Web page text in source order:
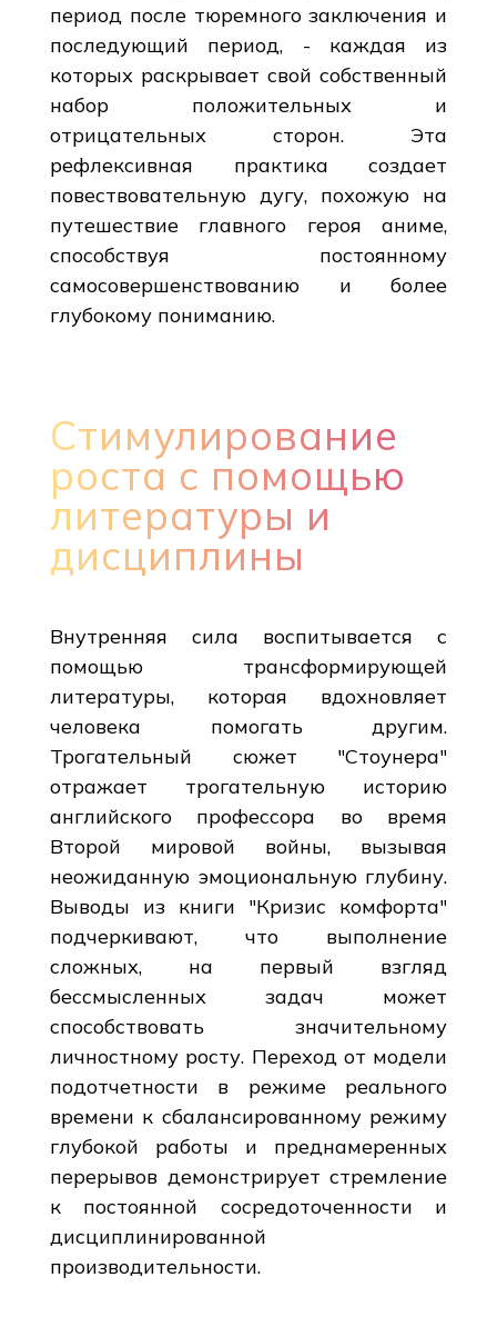
период после тюремного заключения и
последующий период, - каждая из
которых раскрывает свой собственный
набор положительных и
отрицательных сторон. Эта
рефлексивная практика создает
повествовательную дугу, похожую на
путешествие главного героя аниме,
способствуя постоянному
самосовершенствованию и более
глубокому пониманию.
Стимулирование
роста с помощью
литературы и
дисциплины
Внутренняя сила воспитывается с
помощью трансформирующей
литературы, которая вдохновляет
человека помогать другим.
Трогательный сюжет "Стоунера"
отражает трогательную историю
английского профессора во время
Второй мировой войны, вызывая
неожиданную эмоциональную глубину.
Выводы из книги "Кризис комфорта"
подчеркивают, что выполнение
сложных, на первый взгляд
бессмысленных задач может
способствовать значительному
личностному росту. Переход от модели
подотчетности в режиме реального
времени к сбалансированному режиму
глубокой работы и преднамеренных
перерывов демонстрирует стремление
к постоянной сосредоточенности и
дисциплинированной
производительности.